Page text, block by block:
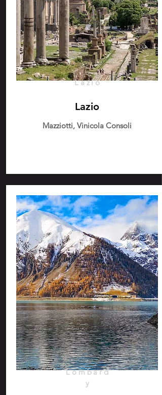
Lazio
Lazio
Mazziotti, Vinicola Consoli
Lombard
y